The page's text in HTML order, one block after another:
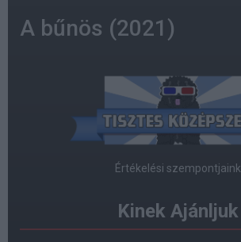
A bűnös (2021)
Értékelési szempontjaink
Kinek Ajánljuk